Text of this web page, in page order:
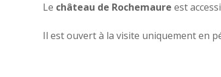
Le château de Rochemaure est
Il est ouvert à la visite uniquement en